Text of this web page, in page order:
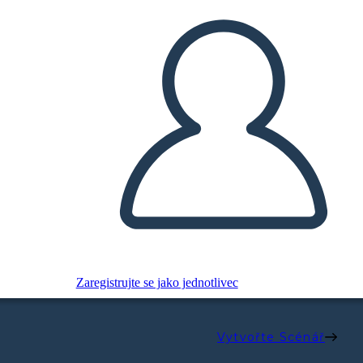
Zaregistrujte se jako jednotlivec
Vytvořte Scénář